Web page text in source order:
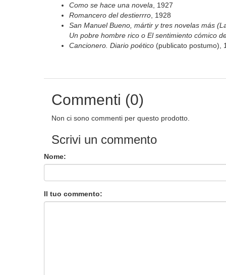
Como se hace una novela, 1927
Romancero del destierrro, 1928
San Manuel Bueno, mártir y tres novelas más
Un pobre hombre rico o El sentimiento cómico
Cancionero. Diario poético (publicato postumo),
Commenti (0)
Non ci sono commenti per questo prodotto.
Scrivi un commento
Nome:
Il tuo commento: